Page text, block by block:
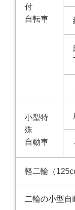
付
自転車
小型特
殊
自動車
軽二輪（
二輪の小型自